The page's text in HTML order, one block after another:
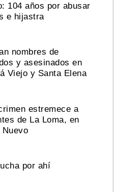
104 años por abusar
e hijastra
nombres de
y asesinados en
Viejo y Santa Elena
estremece a
de La Loma, en
Nuevo
por ahí